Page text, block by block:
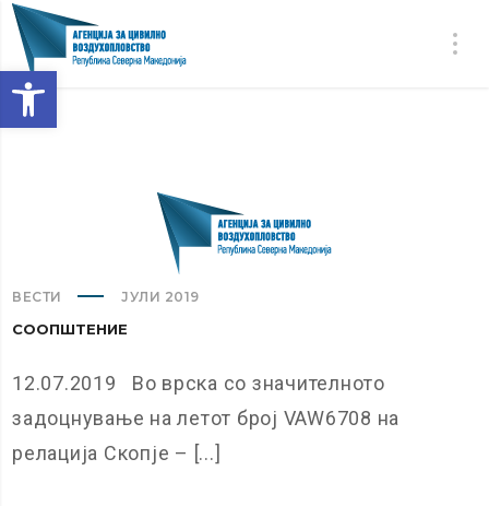
Open toolbar
ВЕСТИ ЈУЛИ 2019
СООПШТЕНИЕ
12.07.2019 Во врска со значителното
задоцнување на летот број VAW6708 на
релација Скопје – [...]